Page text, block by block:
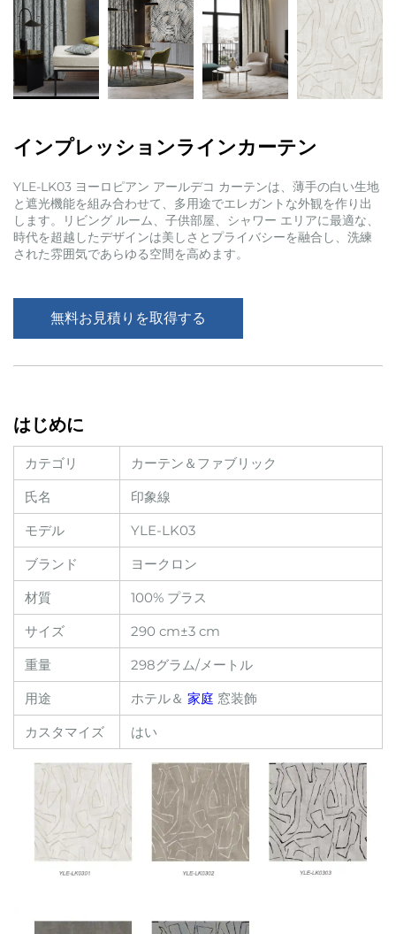
インプレッションラインカーテン
YLE-LK03 ヨーロピアン アールデコ カーテンは、薄手の白い生地
と遮光機能を組み合わせて、多用途でエレガントな外観を作り出
します。リビング ルーム、子供部屋、シャワー エリアに最適な、
時代を超越したデザインは美しさとプライバシーを融合し、洗練
された雰囲気であらゆる空間を高めます。
無料お見積りを取得する
はじめに
カテゴリ
カーテン＆ファブリック
氏名
印象線
モデル
YLE-LK03
ブランド
ヨークロン
材質
100% プラス
サイズ
290 cm±3 cm
重量
298グラム/メートル
用途
ホテル＆ 家庭 窓装飾
カスタマイズ
はい